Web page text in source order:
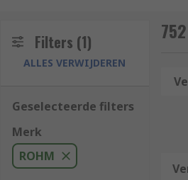
Filters (1)
ALLES VERWIJDEREN
Geselecteerde filters
Merk
ROHM